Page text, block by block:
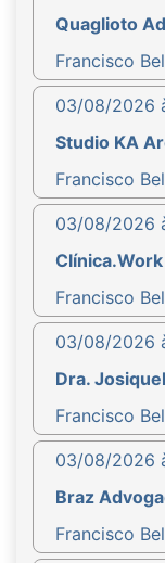
Quaglioto
Francisco
03/08/2026
Studio KA
Francisco
03/08/2026
Clínica.Work
Francisco
03/08/2026
Dra.
Francisco
03/08/2026
Braz
Francisco